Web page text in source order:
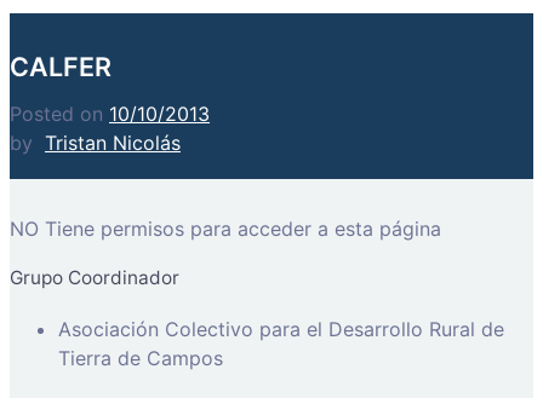
CALFER
Posted on 10/10/2013
by Tristan Nicolás
NO Tiene permisos para acceder a esta página
Grupo Coordinador
Asociación Colectivo para el Desarrollo Rural de
Tierra de Campos